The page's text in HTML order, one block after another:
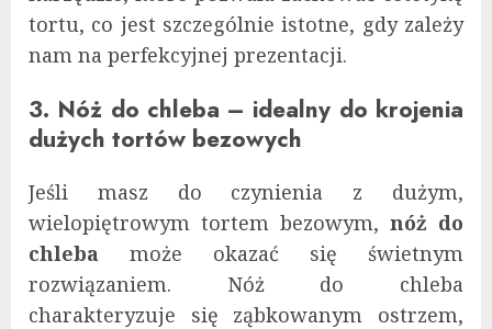
tortu, co jest szczególnie istotne, gdy zależy
nam na perfekcyjnej prezentacji.
3. Nóż do chleba – idealny do krojenia
dużych tortów bezowych
Jeśli masz do czynienia z dużym,
wielopiętrowym tortem bezowym, nóż do
chleba może okazać się świetnym
rozwiązaniem. Nóż do chleba
charakteryzuje się ząbkowanym ostrzem,